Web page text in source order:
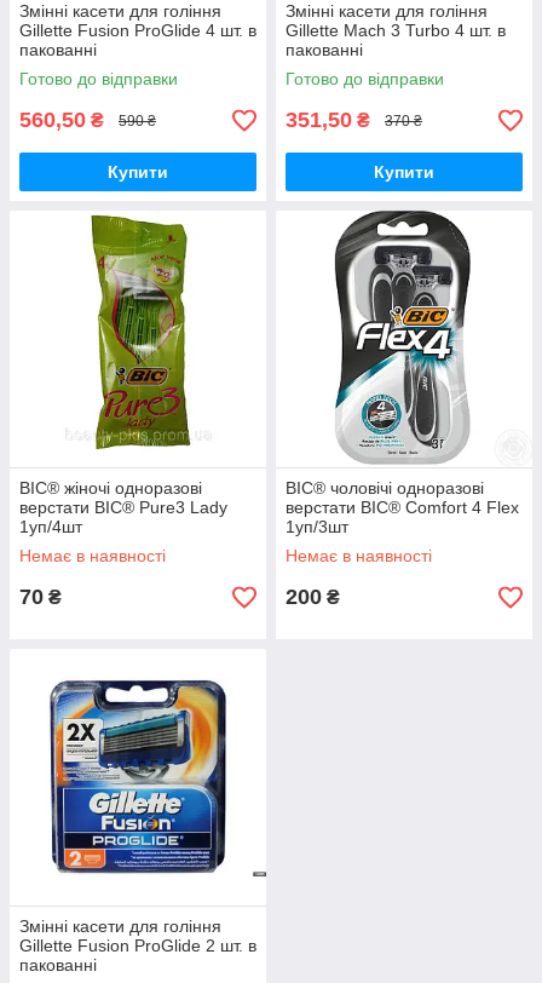
Змінні касети для гоління
Gillette Fusion ProGlide 4 шт. в
пакованні
Готово до відправки
560,50 ₴ 590 ₴
Купити
Змінні касети для гоління
Gillette Mach 3 Turbo 4 шт. в
пакованні
Готово до відправки
351,50 ₴ 370 ₴
Купити
BIC® жіночі одноразові
верстати BIC® Pure3 Lady
1уп/4шт
Немає в наявності
70 ₴
BIC® чоловічі одноразові
верстати BIC® Comfort 4 Flex
1уп/3шт
Немає в наявності
200 ₴
Змінні касети для гоління
Gillette Fusion ProGlide 2 шт. в
пакованні